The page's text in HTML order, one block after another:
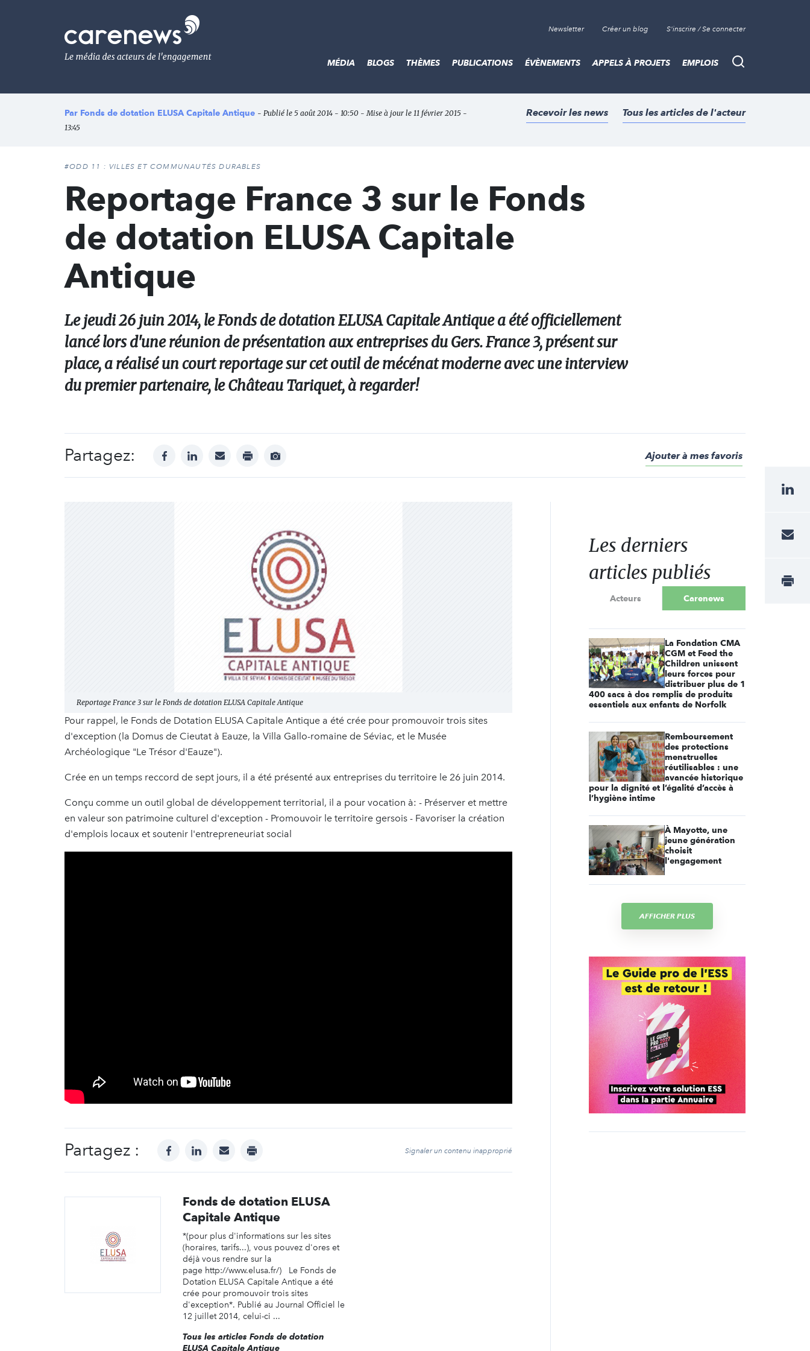
Le
média
de
l'engagement
Newsletter Créer un blog S'inscrire / Se connecter
Recherche
MÉDIA BLOGS THÈMES PUBLICATIONS ÉVÈNEMENTS APPELS À PROJETS EMPLOIS
Par Fonds de dotation ELUSA Capitale Antique - Publié le 5 août 2014 - 10:50 - Mise à jour le 11 février 2015 -
13:45
Recevoir les news Tous les articles de l'acteur
#ODD 11 : VILLES ET COMMUNAUTÉS DURABLES
Reportage France 3 sur le Fonds
de dotation ELUSA Capitale
Antique
Le jeudi 26 juin 2014, le Fonds de dotation ELUSA Capitale Antique a été officiellement
lancé lors d'une réunion de présentation aux entreprises du Gers. France 3, présent sur
place, a réalisé un court reportage sur cet outil de mécénat moderne avec une interview
du premier partenaire, le Château Tariquet, à regarder!
Partagez: facebooklinkedinmail print
Afficher
Ajouter à mes favoris
Reportage France 3 sur le Fonds de dotation ELUSA Capitale Antique
Pour rappel, le Fonds de Dotation ELUSA Capitale Antique a été crée pour promouvoir trois sites
d'exception (la Domus de Cieutat à Eauze, la Villa Gallo-romaine de Séviac, et le Musée
Archéologique "Le Trésor d'Eauze").
Crée en un temps reccord de sept jours, il a été présenté aux entreprises du territoire le 26 juin 2014.
Conçu comme un outil global de développement territorial, il a pour vocation à: - Préserver et mettre
en valeur son patrimoine culturel d'exception - Promouvoir le territoire gersois - Favoriser la création
d'emplois locaux et soutenir l'entrepreneuriat social
Partagez : facebooklinkedinmail print Signaler un contenu inapproprié
Fonds de dotation ELUSA
Capitale Antique
*(pour plus d'informations sur les sites
(horaires, tarifs...), vous pouvez d'ores et
déjà vous rendre sur la
page http://www.elusa.fr/) Le Fonds de
Dotation ELUSA Capitale Antique a été
crée pour promouvoir trois sites
d'exception*. Publié au Journal Officiel le
12 juillet 2014, celui-ci ...
Tous les articles Fonds de dotation
ELUSA Capitale Antique
Les derniers
articles publiés
Acteurs Carenews
La Fondation CMA
CGM et Feed the
Children unissent
leurs forces pour
distribuer plus de 1
400 sacs à dos remplis de produits
essentiels aux enfants de Norfolk
Remboursement
des protections
menstruelles
réutilisables : une
avancée historique
pour la dignité et l’égalité d’accès à
l’hygiène intime
À Mayotte, une
jeune génération
choisit
l'engagement
AFFICHER PLUS